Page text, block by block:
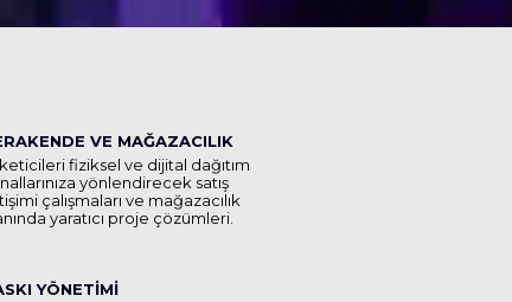
VE MAĞAZACILIK
fiziksel ve dijital dağıtım
yönlendirecek satış
çalışmaları ve mağazacılık
yaratıcı proje çözümleri.
YÖNETİMİ